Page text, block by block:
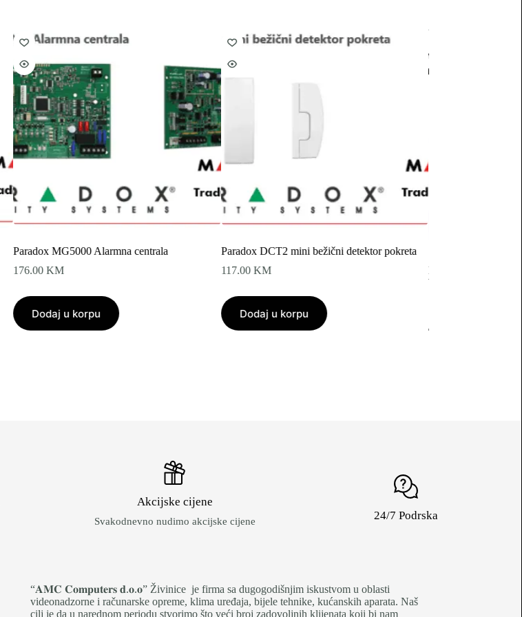
Paradox MG5000 Alarmna centrala
176.00 KM
Dodaj u korpu
Paradox DCT2 mini bežični detektor pokreta
117.00 KM
Dodaj u korpu
Bežični magnetni
boje
Akcijske cijene
Svakodnevno nudimo akcijske cijene 24/7 Podrska
“𝐀𝐌𝐂 𝐂𝐨𝐦𝐩𝐮𝐭𝐞𝐫𝐬 𝐝.𝐨.𝐨” Živinice je firma sa dugogodišnjim iskustvom u oblasti
videonadzorne i računarske opreme, klima uređaja, bijele tehnike, kućanskih aparata. Naš
cilj je da u narednom periodu stvorimo što veći broj zadovoljnih klijenata koji bi nam